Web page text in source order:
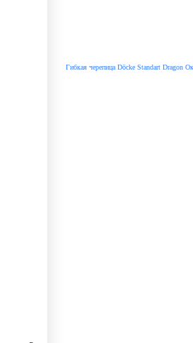
Гибкая черепица Döcke Standart Dragon